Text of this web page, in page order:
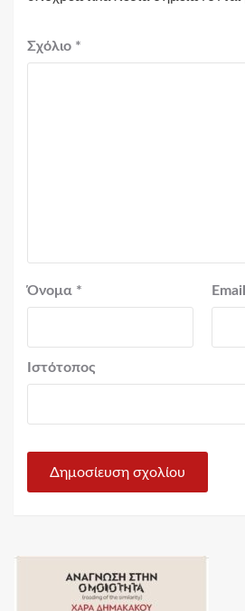
Σχόλιο *
Όνομα * Email
Ιστότοπος